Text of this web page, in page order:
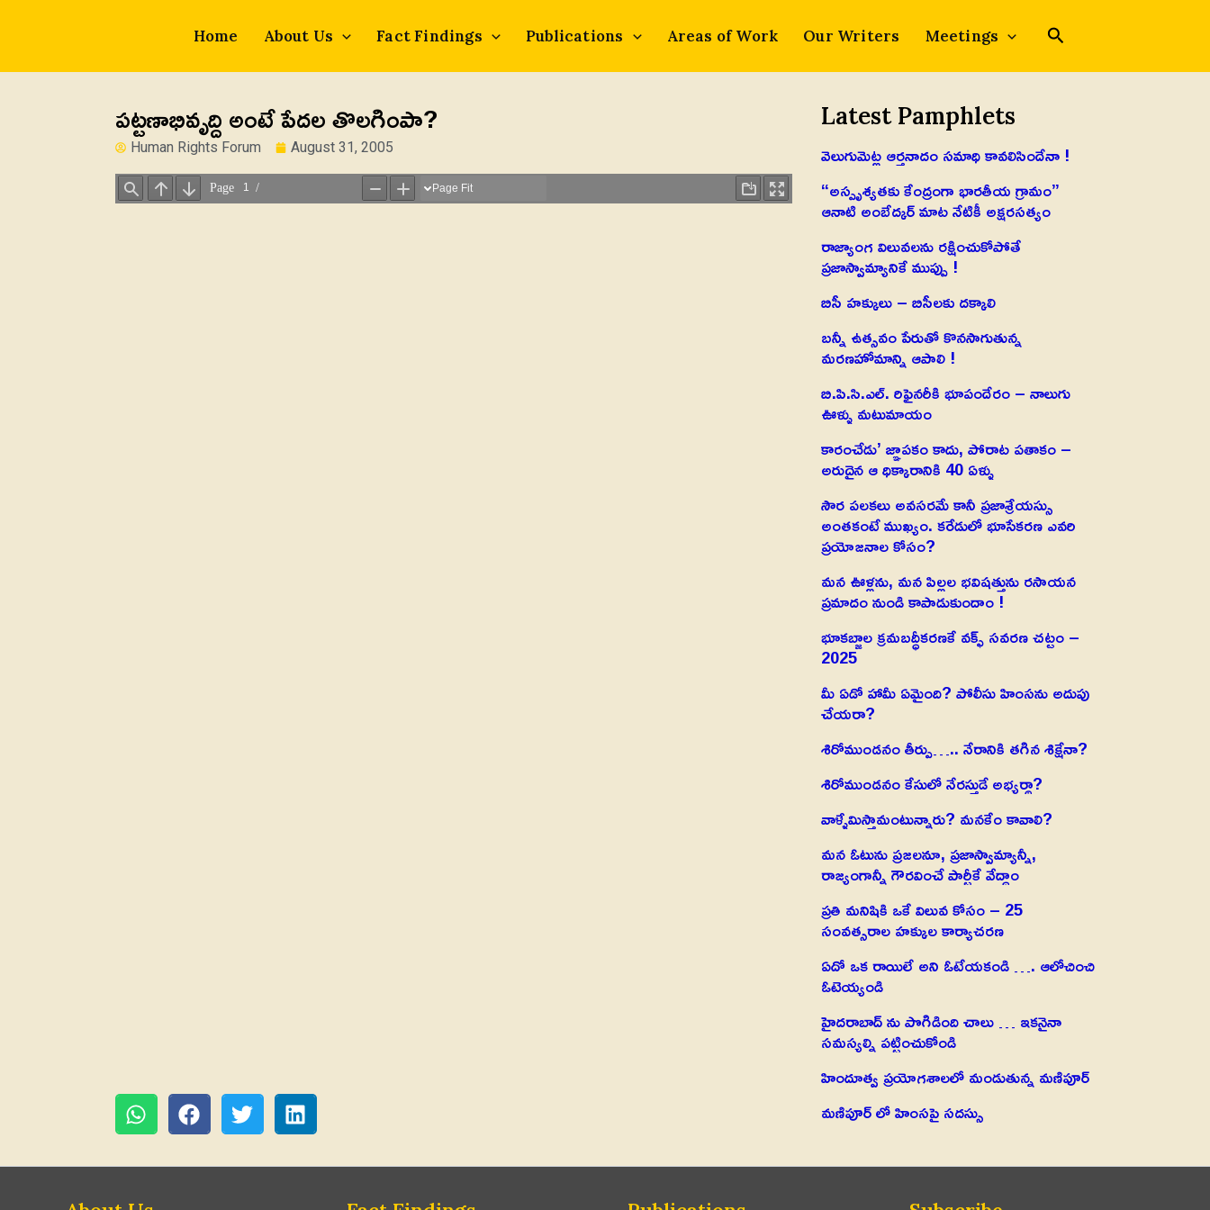
Home About Us Fact Findings Publications Areas of Work Our Writers Meetings
పట్టణాభివృద్ది అంటే పేదల తొలగింపా?
Human Rights Forum August 31, 2005
Latest Pamphlets
వెలుగుమెట్ల ఆర్తనాదం సమాధి కావలిసిందేనా !
“అస్పృశ్యతకు కేంద్రంగా భారతీయ గ్రామం”
ఆనాటి అంబేద్కర్ మాట నేటికీ అక్షరసత్యం
రాజ్యాంగ విలువలను రక్షించుకోపోతే
ప్రజాస్వామ్యానికే ముప్పు !
బిసీ హక్కులు – బిసీలకు దక్కాలి
బన్నీ ఉత్సవం పేరుతో కొనసాగుతున్న
మరణహోమాన్ని ఆపాలి !
బి.పి.సి.ఎల్. రిఫైనరీకి భూపందేరం – నాలుగు
ఊళ్ళు మటుమాయం
కారంచేడు’ జ్ఞాపకం కాదు, పోరాట పతాకం –
అరుదైన ఆ ధిక్కారానికి 40 ఏళ్ళు
సౌర పలకలు అవసరమే కానీ ప్రజాశ్రేయస్సు
అంతకంటే ముఖ్యం. కరేడులో భూసేకరణ ఎవరి
ప్రయోజనాల కోసం?
మన ఊళ్లను, మన పిల్లల భవిషత్తును రసాయన
ప్రమాదం నుండి కాపాడుకుందాం !
భూకబ్జాల క్రమబద్ధీకరణకే వక్ఫ్ సవరణ చట్టం –
2025
మీ ఏడో హామీ ఏమైంది? పోలీసు హింసను అదుపు
చేయరా?
శిరోముండనం తీర్పు….. నేరానికి తగిన శిక్షేనా?
శిరోముండనం కేసులో నేరస్తుడే అభ్యర్థా?
వాళ్ళేమిస్తామంటున్నారు? మనకేం కావాలి?
మన ఓటును ప్రజలనూ, ప్రజాస్వామ్యాన్నీ,
రాజ్యంగాన్నీ గౌరవించే పార్టీకే వేద్దాం
ప్రతి మనిషికి ఒకే విలువ కోసం – 25
సంవత్సరాల హక్కుల కార్యాచరణ
ఏదో ఒక రాయిలే అని ఓటేయకండి …. ఆలోచించి
ఓటెయ్యండి
హైదరాబాద్ ను పొగిడింది చాలు … ఇకనైనా
సమస్యల్ని పట్టించుకోండి
హిందూత్వ ప్రయోగశాలలో మండుతున్న మణిపూర్
మణిపూర్ లో హింసపై సదస్సు